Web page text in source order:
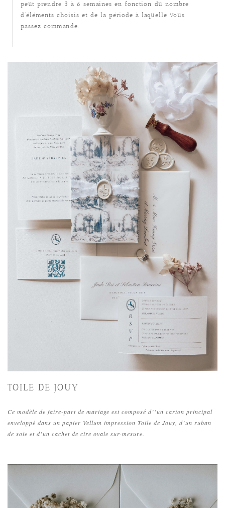
peut prendre 3 à 6 semaines en fonction du nombre
d’éléments choisis et de la période à laquelle vous
passez commande.
TOILE DE JOUY
Ce modèle de faire-part de mariage est composé d’’un carton principal
enveloppé dans un papier Vellum impression Toile de Jouy, d’un ruban
de soie et d’un cachet de cire ovale sur-mesure.